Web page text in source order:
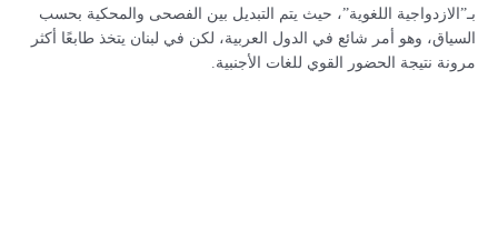
بـ”الازدواجية اللغوية”، حيث يتم التبديل بين الفصحى والمحكية بحسب
السياق، وهو أمر شائع في الدول العربية، لكن في لبنان يتخذ طابعًا أكثر
مرونة نتيجة الحضور القوي للغات الأجنبية.